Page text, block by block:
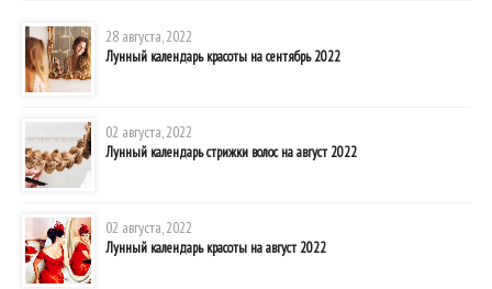
28 августа, 2022
Лунный календарь красоты на сентябрь 2022
02 августа, 2022
Лунный календарь стрижки волос на август 2022
02 августа, 2022
Лунный календарь красоты на август 2022